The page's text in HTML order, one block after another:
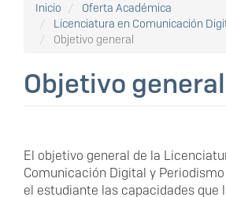
Inicio
Oferta Académica
Licenciatura en Comunicación
Objetivo general
Objetivo general
El objetivo general de la
Comunicación Digital y
el estudiante las capacidades que